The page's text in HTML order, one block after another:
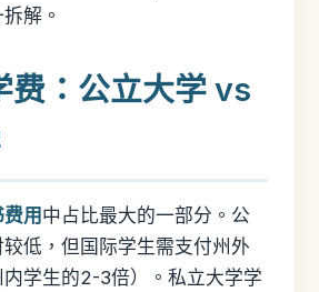
解。
：公立大学 vs
用中占比最大的一部分。公
低，但国际学生需支付州外
学生的2-3倍）。私立大学学